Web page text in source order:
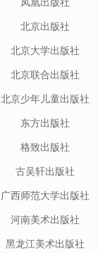
北京出版社
北京大学出版社
北京联合出版社
北京少年儿童出版社
东方出版社
格致出版社
古吴轩出版社
广西师范大学出版社
河南美术出版社
黑龙江美术出版社